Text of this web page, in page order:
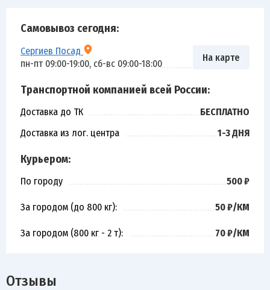
Самовывоз сегодня:
Сергиев Посад
пн-пт 09:00-19:00, сб-вс 09:00-18:00
На карте
Транспортной компанией всей России:
Доставка до ТК
БЕСПЛАТНО
Доставка из лог. центра
1-3 ДНЯ
Курьером:
По городу 500 ₽
За городом (до 800 кг): 50 ₽/КМ
За городом (800 кг - 2 т): 70 ₽/КМ
Отзывы